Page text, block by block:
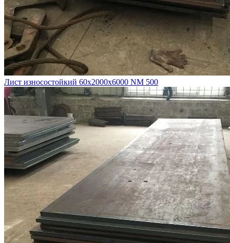
Лист износостойкий 60х2000х6000 NM 500